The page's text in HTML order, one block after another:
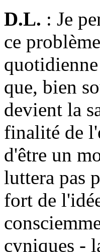
D.L. : Je
ce
que, bien
devient la
finalité de
d'être un
luttera pas
fort de
cyniques -